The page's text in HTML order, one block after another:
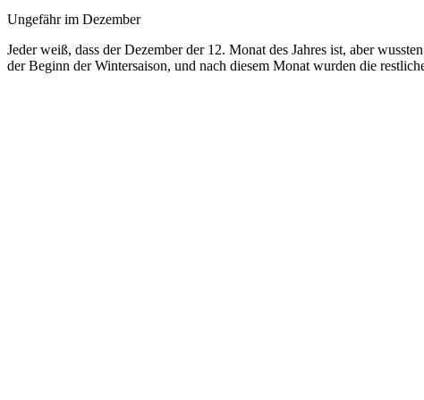
Ungefähr im Dezember
Jeder weiß, dass der Dezember der 12. Monat des Jahres ist, aber
der Beginn der Wintersaison, und nach diesem Monat wurden die